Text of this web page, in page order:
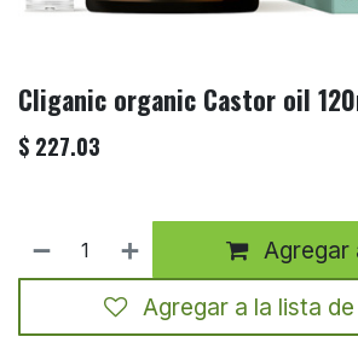
Cliganic organic Castor oil
$ 227.03
Agregar
Agregar a la lista